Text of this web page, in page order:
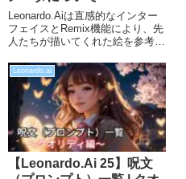
Leonardo.Aiは直感的なインター
フェイスとRemix機能により、先
人たちが描いてくれた絵を参考に
単に作成できます。プロンプトの
勉強不要で高品質な画像生成が即
日生成可能なので、AIイラストを
始めてみたい方におすすめです。
Leonardo.ai
【Leonardo.Ai 25】呪文